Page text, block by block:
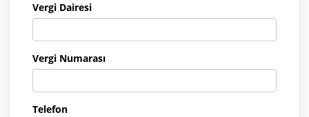
Vergi Dairesi
Vergi Numarası
Telefon